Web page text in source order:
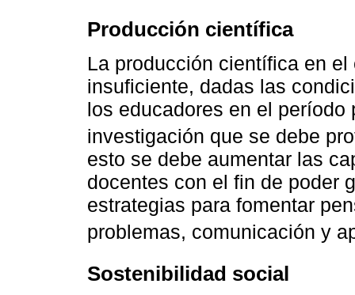
Producción científica
La producción científica en
insuficiente, dadas las
los educadores en el
investigación que se debe
esto se debe aumentar las
docentes con el fin de poder
estrategias para fomentar
problemas, comunicación y
Sostenibilidad social